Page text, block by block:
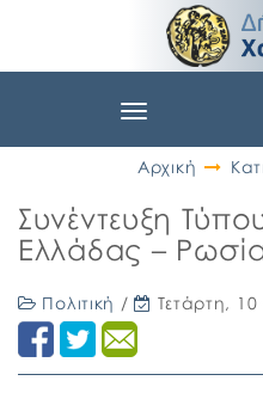
Toggle
Αρχική
Συνέντευξη
Ελλάδας –
Πολιτική / Τετάρτη,